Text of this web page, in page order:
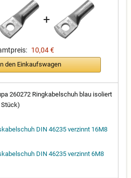
+
10,04 €
den Einkaufswagen
260272 Ringkabelschuh blau isoliert
Stück)
DIN 46235 verzinnt 16M8
DIN 46235 verzinnt 6M8